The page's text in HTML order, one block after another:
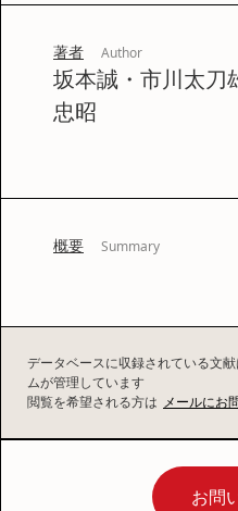
著者 Author
坂本誠・市川太刀
忠昭
概要 Summary
データベースに収録されている文
ムが管理しています
閲覧を希望される方は メールにお
お問